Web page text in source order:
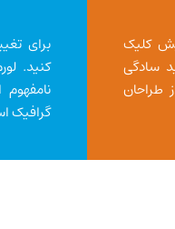
کلیک
سادگی
طراحان
برای
کنید.
گرافیک